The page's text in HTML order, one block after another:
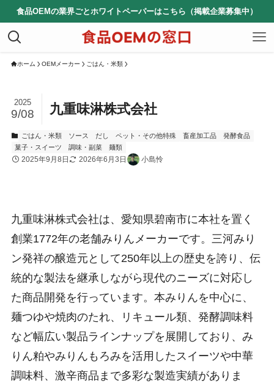
食品OEMの業界ごとホワイトペーパーはこちら（掲載企業募集中）
ホーム OEMメーカー ごはん・米類
九重味淋株式会社
2025
9/08
ごはん・米類 ソース だし ペット・その他特殊 畜産加工品
発酵食品
菓子・スイーツ
調味・副菜 麺類
2025年9月8日 2026年6月3日 小島怜
九重味淋株式会社は、愛知県碧南市に本社を置く
創業1772年の老舗みりんメーカーです。三河みり
ン発祥の醸造元として250年以上の歴史を誇り、伝
統的な製法を継承しながら現代のニーズに対応し
た商品開発を行っています。本みりんを中心に、
麺つゆや焼肉のたれ、リキュール類、発酵調味料
など幅広い製品ラインナップを展開しており、み
りん粕やみりんもろみを活用したスイーツや中華
調味料、激辛商品まで多彩な製造実績がありま